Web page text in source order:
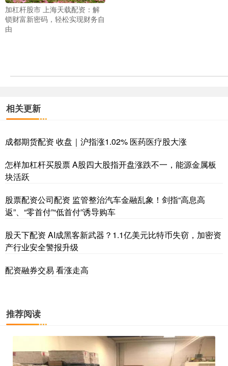
加杠杆股市 上海天载配资：解
锁财富新密码，轻松实现财务自
由
相关更新
成都期货配资 收盘｜沪指涨1.02% 医药医疗股大涨
怎样加杠杆买股票 A股四大股指开盘涨跌不一，能源金属板
块活跃
股票配资公司配资 监管整治汽车金融乱象！剑指“高息高
返”、“零首付”“低首付”诱导购车
股天下配资 AI成黑客新武器？1.1亿美元比特币失窃，加密资
产行业安全警报升级
配资融券交易 看涨走高
推荐阅读